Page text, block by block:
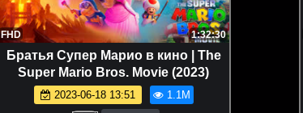
FHD 1:32:30
Братья Супер Марио в кино | The
Super Mario Bros. Movie (2023)
2023-06-18 13:51 1.1M